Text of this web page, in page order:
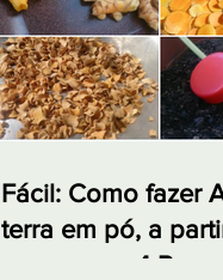
Fácil: Como fazer
terra em pó, a
em apenas 4